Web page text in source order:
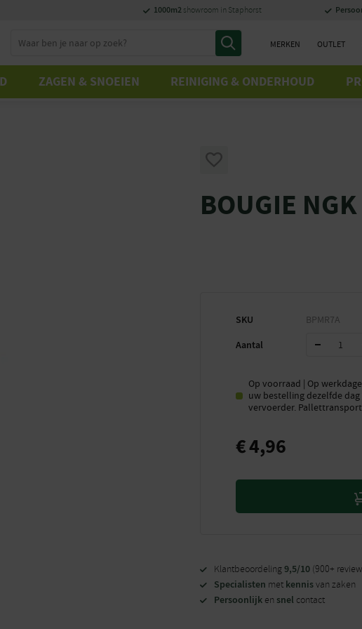
1000m2 showroom in Staphorst
MERKEN OUTLET
ZAGEN & SNOEIEN REINIGING & ONDERHOUD
BOUGIE
SKU BPMR7A
Aantal
Op voorraad | Op
uw bestelling dezelfde
vervoerder.
€4,96
Klantbeoordeling9,5/10 (900+
Specialisten met kennisvan zaken
Persoonlijk en snel contact